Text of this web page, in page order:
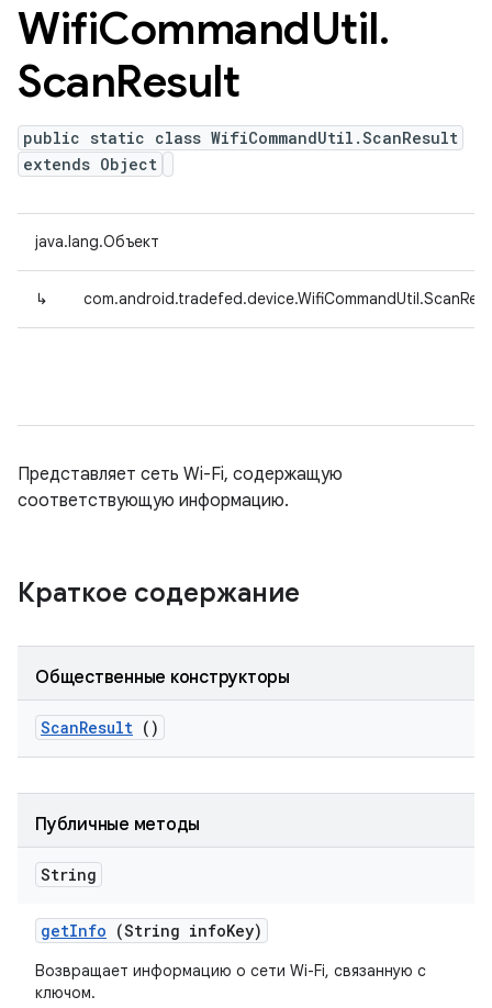
WifiCommandUtil.
ScanResult
public static class WifiCommandUtil.ScanResult
extends Object
java.lang.Объект
↳
Представляет сеть Wi-Fi, содержащую
соответствующую информацию.
Краткое содержание
Общественные конструкторы
ScanResult ()
Публичные методы
String
getInfo (String infoKey)
Возвращает информацию о сети Wi-Fi, связанную с
ключом.